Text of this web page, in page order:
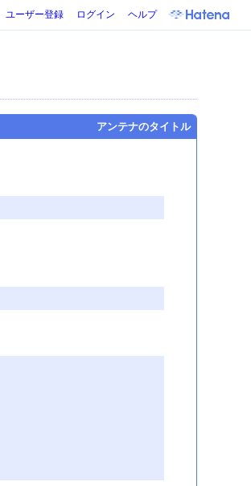
ユーザー登録 ログイン ヘルプ
アンテナのタイトル